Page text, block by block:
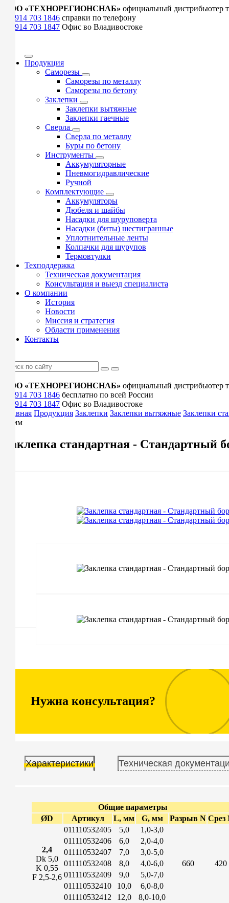
ООО «ТЕХНОРЕГИОНСНАБ» официальный дистрибьютер
+7 914 703 1846 справки по телефону
+7 914 703 1847 Офис во Владивостоке
Продукция
Саморезы
Саморезы по металлу
Саморезы по бетону
Заклепки
Заклепки вытяжные
Заклепки гаечные
Сверла
Сверла по металлу
Буры по бетону
Инструменты
Аккумуляторные
Пневмогидравлические
Ручной
Комплектующие
Аккумуляторы
Дюбеля и шайбы
Насадки для шуруповерта
Насадки (биты) шестигранные
Уплотнительные ленты
Колпачки для шурупов
Термовтулки
Техподдержка
Техническая документация
Консультация и выезд специалиста
О компании
История
Новости
Миссия и стратегия
Области применения
Контакты
ООО «ТЕХНОРЕГИОНСНАБ» официальный дистрибьютер
+7 914 703 1846 бесплатно по всей России
+7 914 703 1847 Офис во Владивостоке
Главная Продукция Заклепки Заклепки вытяжные Заклепки
50мм
Заклепка стандартная -
Нужна консультация?
Характеристики Техническая
Общие параметры
ØD
Артикул L, мм G, мм Разрыв N Срез
2,4
Dk 5,0
K 0,55
F 2,5-2,6
011110532405 5,0 1,0-3,0
660 420
011110532406 6,0
2,0-4,0
011110532407
7,0
3,0-5,0
011110532408
8,0
4,0-6,0
011110532409
9,0
5,0-7,0
011110532410
10,0
6,0-8,0
011110532412
12,0
8,0-10,0